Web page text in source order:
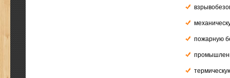
пожарную